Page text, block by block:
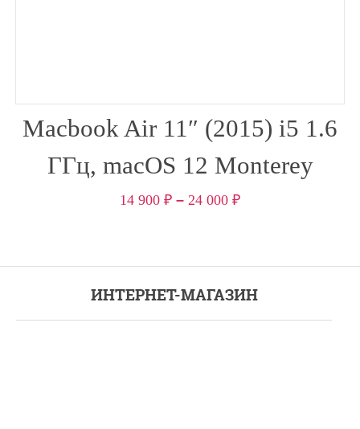
Macbook Air 11″ (2015) i5 1.6
ГГц, macOS 12 Monterey
14 900 ₽ – 24 000 ₽
ИНТЕРНЕТ-МАГАЗИН